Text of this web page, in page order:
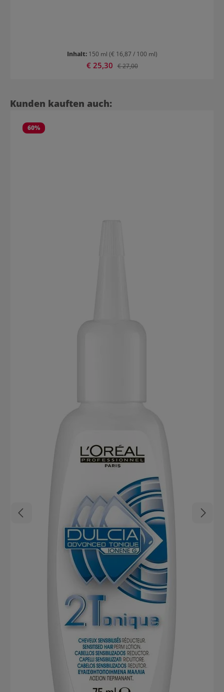
Inhalt: 150 ml (€ 16,87 / 100 ml)
Verkaufspreis:
€ 25,30 Regulärer Preis:
€ 27,00
Produktgalerie überspringen
Kunden kauften auch:
60%